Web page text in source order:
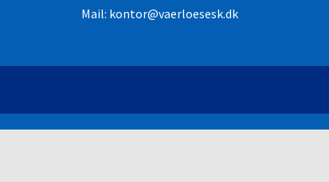
Mail: kontor@vaerloesesk.dk